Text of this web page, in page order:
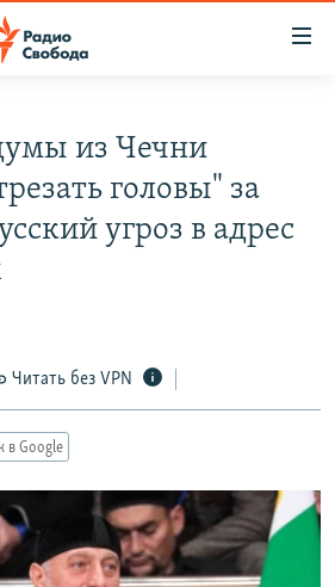
из Чечни
головы" за
угроз в адрес
Читать без VPN
в Google